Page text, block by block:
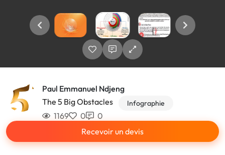
Paul Emmanuel Ndjeng
The 5 Big Obstacles
Infographie
1169 0
0
Recevoir un devis